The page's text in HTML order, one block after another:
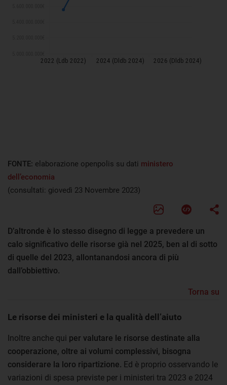
FONTE: elaborazione openpolis su dati ministero
dell’economia
(consultati: giovedì 23 Novembre 2023)
D’altronde è lo stesso disegno di legge a prevedere un
calo significativo delle risorse già nel 2025, ben al di sotto
di quelle del 2023, allontanandosi ancora di più
dall’obbiettivo.
Torna su
Le risorse dei ministeri e la qualità dell’aiuto
Inoltre anche qui per valutare le risorse destinate alla
cooperazione, oltre ai volumi complessivi, bisogna
considerare la loro ripartizione. Ed è proprio osservando le
variazioni di spesa previste per i ministeri tra 2023 e 2024